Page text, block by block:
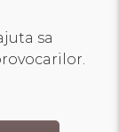
sa